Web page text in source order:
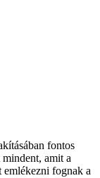
fontos
amit a
fognak a